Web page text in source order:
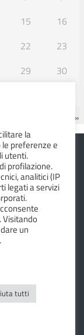
15
16
22
23
29
30
SET »
la
preferenze e
utenti.
profilazione.
analitici (IP
legati a servizi
Visitando
un
tutti